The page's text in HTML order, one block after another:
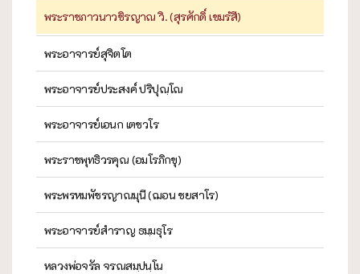
พระราชภาวนาวชิรญาณ วิ. (สุรศักดิ์ เขมรํสี)
พระอาจารย์สุจิตโต
พระอาจารย์ประสงค์ ปริปุณฺโณ
พระอาจารย์เอนก เตชวโร
พระราชพุทธิวรคุณ (อมโรภิกขุ)
พระพรหมพัชรญาณมุนี (ฌอน ชยสาโร)
พระอาจารย์สำราญ ธมฺมธุโร
หลวงพ่อจรัล จรณสมฺปนฺโน